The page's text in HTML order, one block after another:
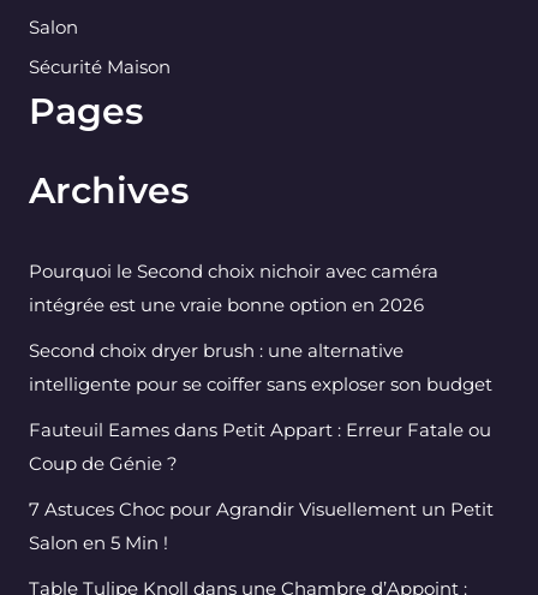
Salon
Sécurité Maison
Pages
Archives
Pourquoi le Second choix nichoir avec caméra
intégrée est une vraie bonne option en 2026
Second choix dryer brush : une alternative
intelligente pour se coiffer sans exploser son budget
Fauteuil Eames dans Petit Appart : Erreur Fatale ou
Coup de Génie ?
7 Astuces Choc pour Agrandir Visuellement un Petit
Salon en 5 Min !
Table Tulipe Knoll dans une Chambre d’Appoint :